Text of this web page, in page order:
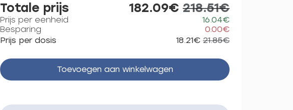
Totale prijs 182.09€ 218.51€
Prijs per eenheid
16.04€
Besparing
0.00€
Prijs per dosis
18.21€ 21.85€
Toevoegen aan winkelwagen